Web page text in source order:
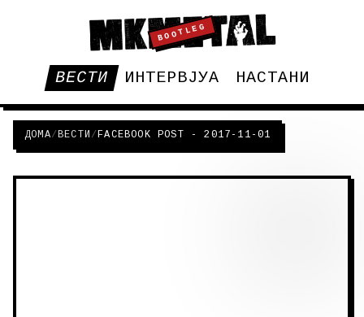
BOOTLEG
ВЕСТИ ИНТЕРВЈУА НАСТАНИ
ДОМА/ВЕСТИ /FACEBOOK POST - 2017-11-01